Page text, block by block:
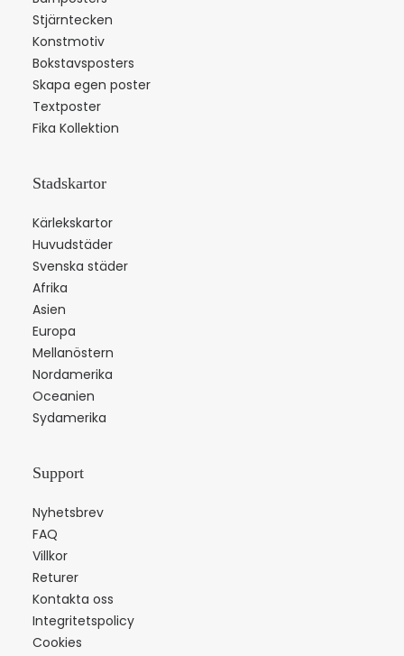
Stjärntecken
Konstmotiv
Bokstavsposters
Skapa egen poster
Textposter
Fika Kollektion
Stadskartor
Kärlekskartor
Huvudstäder
Svenska städer
Afrika
Asien
Europa
Mellanöstern
Nordamerika
Oceanien
Sydamerika
Support
Nyhetsbrev
FAQ
Villkor
Returer
Kontakta oss
Integritetspolicy
Cookies